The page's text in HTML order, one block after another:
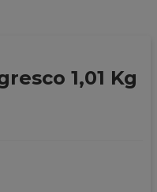
1,01 Kg